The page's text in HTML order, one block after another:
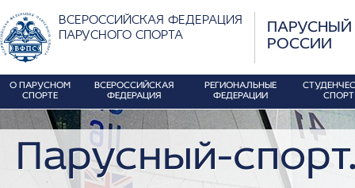
ВСЕРОССИЙСКАЯ ФЕДЕРАЦИЯ
ПАРУСНОГО СПОРТА
ПАРУСНЫЙ
РОССИИ
О ПАРУСНОМ
СПОРТЕ
ВСЕРОССИЙСКАЯ
ФЕДЕРАЦИЯ
РЕГИОНАЛЬНЫЕ
ФЕДЕРАЦИИ
СПОРТ
Парусный-